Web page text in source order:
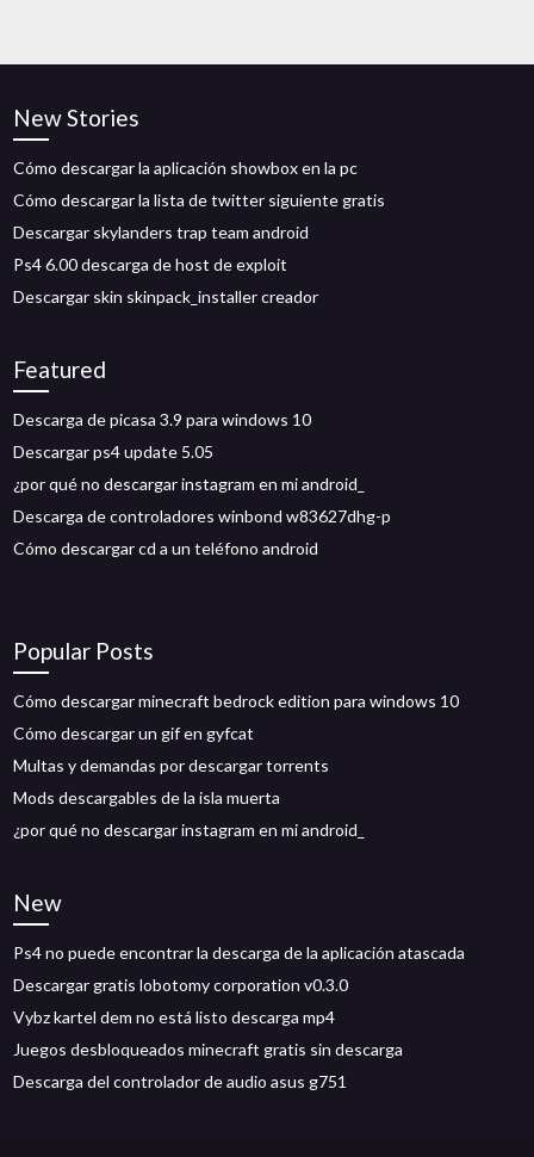
New Stories
Cómo descargar la aplicación showbox en la pc
Cómo descargar la lista de twitter siguiente gratis
Descargar skylanders trap team android
Ps4 6.00 descarga de host de exploit
Descargar skin skinpack_installer creador
Featured
Descarga de picasa 3.9 para windows 10
Descargar ps4 update 5.05
¿por qué no descargar instagram en mi android_
Descarga de controladores winbond w83627dhg-p
Cómo descargar cd a un teléfono android
Popular Posts
Cómo descargar minecraft bedrock edition para windows 10
Cómo descargar un gif en gyfcat
Multas y demandas por descargar torrents
Mods descargables de la isla muerta
¿por qué no descargar instagram en mi android_
New
Ps4 no puede encontrar la descarga de la aplicación atascada
Descargar gratis lobotomy corporation v0.3.0
Vybz kartel dem no está listo descarga mp4
Juegos desbloqueados minecraft gratis sin descarga
Descarga del controlador de audio asus g751